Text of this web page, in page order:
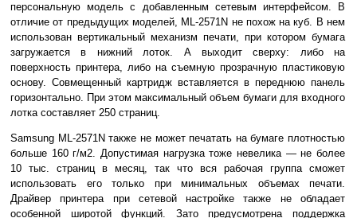
персональную модель с добавленным сетевым интерфейсом. В
отличие от предыдущих моделей, ML-2571N не похож на куб. В нем
использован вертикальный механизм печати, при котором бумага
загружается в нижний лоток. А выходит сверху: либо на
поверхность принтера, либо на съемную прозрачную пластиковую
основу. Совмещенный картридж вставляется в переднюю панель
горизонтально. При этом максимальный объем бумаги для входного
лотка составляет 250 страниц.
Samsung ML-2571N также не может печатать на бумаге плотностью
больше 160 г/м2. Допустимая нагрузка тоже невелика — не более
10 тыс. страниц в месяц, так что вся рабочая группа сможет
использовать его только при минимальных объемах печати.
Драйвер принтера при сетевой настройке также не обладает
особенной широтой функций. Зато предусмотрена поддержка